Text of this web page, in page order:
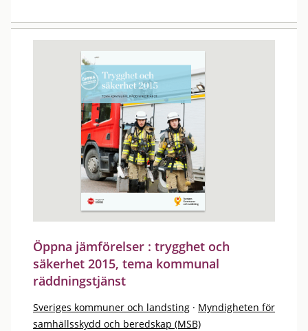
Öppna jämförelser : trygghet och
säkerhet 2015, tema kommunal
räddningstjänst
Sveriges kommuner och landsting · Myndigheten för
samhällsskydd och beredskap (MSB)